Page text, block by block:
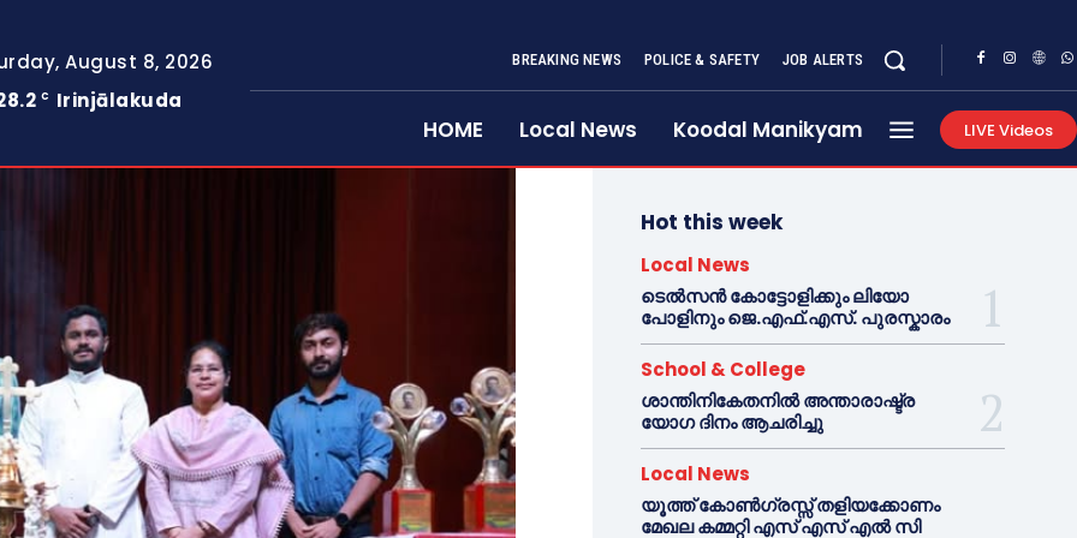
August 8, 2026
C Irinjālakuda
BREAKING NEWS POLICE & SAFETY JOB ALERTS
HOME Local News Koodal Manikyam LIVE Videos
Hot this week
Local News
ടെൽസൻ കോട്ടോളിക്കും ലിയോ
പോളിനും ജെ.എഫ്.എസ്. പുരസ്കാരം
School & College
ശാന്തിനികേതനിൽ അന്താരാഷ്ട്ര
യോഗ ദിനം ആചരിച്ചു
Local News
യൂത്ത് കോൺഗ്രസ്സ് തളിയക്കോണം
മേഖല കമ്മറ്റി എസ് എസ് എൽ സി